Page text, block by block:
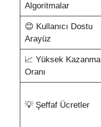
Algoritmalar
😊 Kullanıcı Dostu
Arayüz
📈 Yüksek Kazanma
Oranı
💡 Şeffaf Ücretler